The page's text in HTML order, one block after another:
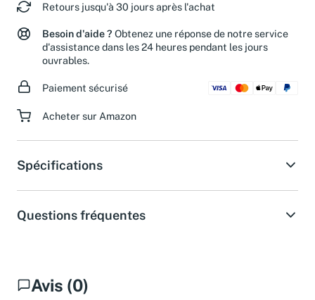
Retours jusqu'à 30 jours après l'achat
Besoin d'aide ? Obtenez une réponse de notre service
d'assistance dans les 24 heures pendant les jours
ouvrables.
Paiement sécurisé
Acheter sur Amazon
Spécifications
Questions fréquentes
Avis (0)